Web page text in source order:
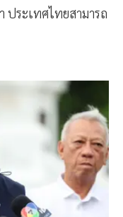
ประเทศไทยสามารถ